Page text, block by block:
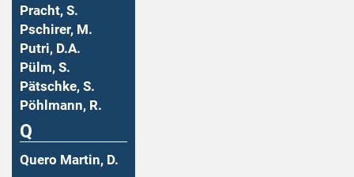
Pracht, S.
Pschirer, M.
Putri, D.A.
Pülm, S.
Pätschke, S.
Pöhlmann, R.
Q
Quero Martin, D.